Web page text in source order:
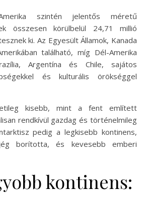
szintén jelentős méretű
összesen körülbelül 24,71 millió
ki. Az Egyesült Államok, Kanada
található, míg Dél-Amerika
Argentína és Chile, sajátos
és kulturális örökséggel
kisebb, mint a fent említett
rendkívül gazdag és történelmileg
pedig a legkisebb kontinens,
borította, és kevesebb emberi
kontinens: